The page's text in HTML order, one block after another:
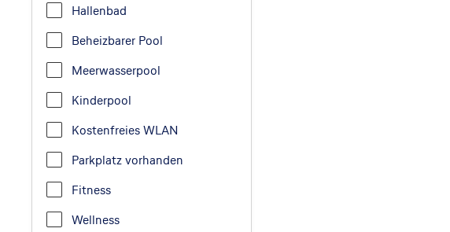
Hallenbad
Beheizbarer Pool
Meerwasserpool
Kinderpool
Kostenfreies WLAN
Parkplatz vorhanden
Fitness
Wellness